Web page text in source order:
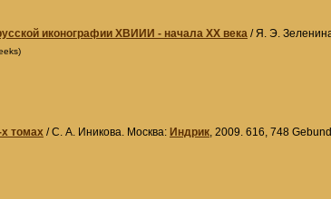
иконографии XВИИИ - начала XX века / Я. Э.
томах / С. А. Иникова. Москва: Индрик , 2009. 616, 748